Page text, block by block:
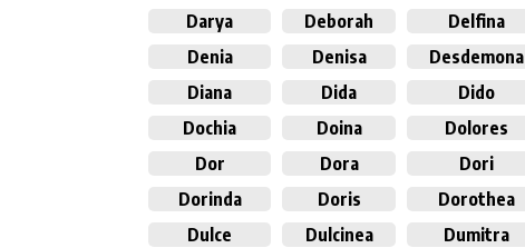
Darya
Deborah Delfina
Denia
Denisa Desdemona
Diana
Dida Dido
Dochia
Doina Dolores
Dor
Dora Dori
Dorinda
Doris Dorothea
Dulce
Dulcinea Dumitra